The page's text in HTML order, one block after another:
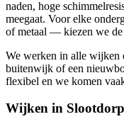
naden, hoge
meegaat. Voor elke
of metaal — kiezen we
We werken in alle wijken
buitenwijk of een
flexibel en we komen
Wijken in Slootdorp